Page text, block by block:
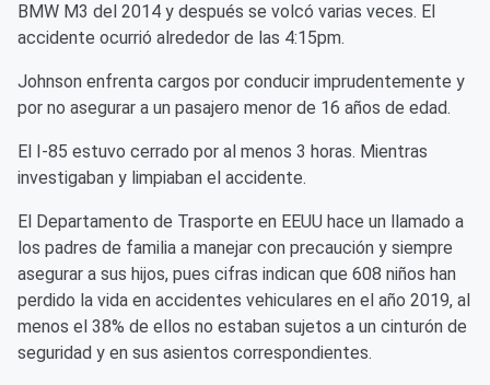
BMW M3 del 2014 y después se volcó varias veces. El
accidente ocurrió alrededor de las 4:15pm.
Johnson enfrenta cargos por conducir imprudentemente y
por no asegurar a un pasajero menor de 16 años de edad.
El I-85 estuvo cerrado por al menos 3 horas. Mientras
investigaban y limpiaban el accidente.
El Departamento de Trasporte en EEUU hace un llamado a
los padres de familia a manejar con precaución y siempre
asegurar a sus hijos, pues cifras indican que 608 niños han
perdido la vida en accidentes vehiculares en el año 2019, al
menos el 38% de ellos no estaban sujetos a un cinturón de
seguridad y en sus asientos correspondientes.